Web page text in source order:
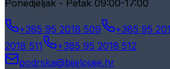
Ponedjeljak - Petak 09:00-17:00
+385 95 2018 509 +385 95
2018 511
+385 95 2018 512
podrska@bijelojaje.hr